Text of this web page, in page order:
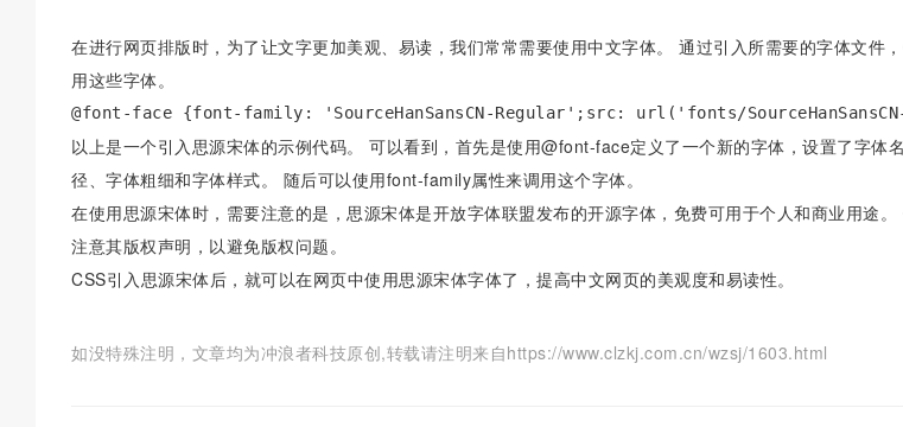
在进行网页排版时，为了让文字更加美观、易读，我们常常需要使用中文字体。 通过引入所需要的字体文件
用这些字体。
@font-face {font-family: 'SourceHanSansCN-Regular';src: url('fonts/
以上是一个引入思源宋体的示例代码。 可以看到，首先是使用@font-face定义了一个新的字体，设置了字体
径、字体粗细和字体样式。 随后可以使用font-family属性来调用这个字体。
在使用思源宋体时，需要注意的是，思源宋体是开放字体联盟发布的开源字体，免费可用于个人和商业用途
注意其版权声明，以避免版权问题。
CSS引入思源宋体后，就可以在网页中使用思源宋体字体了，提高中文网页的美观度和易读性。
如没特殊注明，文章均为冲浪者科技原创,转载请注明来自https://www.clzkj.com.cn/wzsj/1603.html